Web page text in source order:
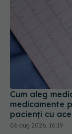
Cum aleg
medicamente
pacienți cu
tratamente
06 aug 2026, 16:19